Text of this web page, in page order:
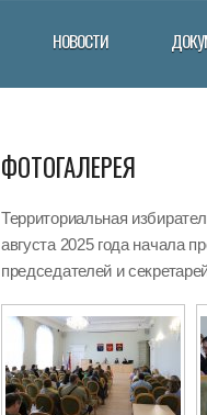
НОВОСТИ
ФОТОГАЛЕРЕЯ
Территориальная
августа 2025 года начала
председателей и